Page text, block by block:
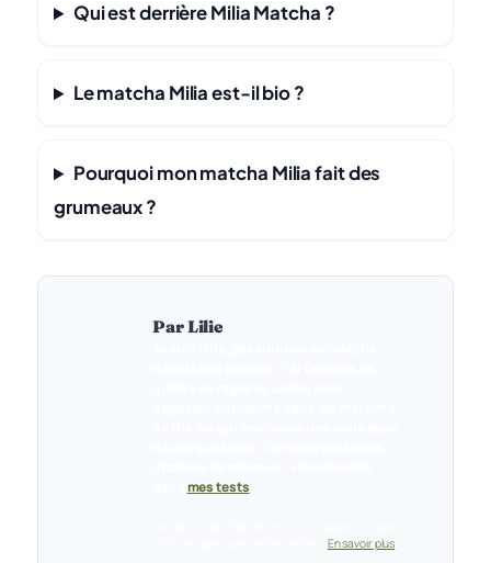
Qui est derrière Milia Matcha ?
Le matcha Milia est-il bio ?
Pourquoi mon matcha Milia fait des
grumeaux ?
Par Lilie
mes tests
En savoir plus